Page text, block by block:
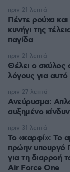
Πέντε ρούχα
κυνήγι της
παγίδα
πριν 21 λεπτά
Θέλει ο σκύλος
λόγους για αυτό
πριν 21 λεπτά
Ανεύρυσμα:
αυξημένο
πριν 27 λεπτά
Το «καρφί»: Το
πρώην υπουργό
για τη διαρροή
Air Force One
πριν 31 λεπτά